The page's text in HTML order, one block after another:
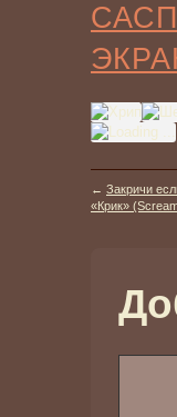
← Закричи
«Крик»